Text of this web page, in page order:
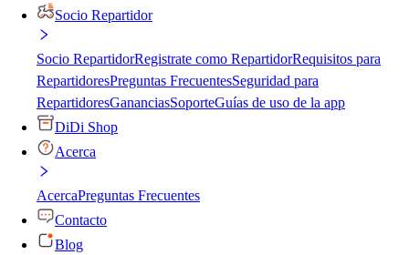
Socio Repartidor
Socio RepartidorRegistrate como RepartidorRequisitos para
RepartidoresPreguntas FrecuentesSeguridad para
RepartidoresGananciasSoporteGuías de uso de la app
DiDi Shop
Acerca
AcercaPreguntas Frecuentes
Contacto
Blog